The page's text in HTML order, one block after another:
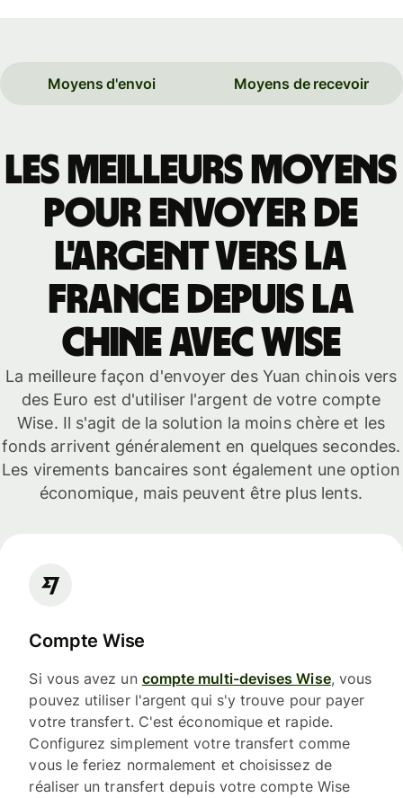
Moyens d'envoi Moyens de recevoir
Les meilleurs moyens
pour envoyer de
l'argent vers la
France depuis la
Chine avec Wise
La meilleure façon d'envoyer des Yuan chinois vers
des Euro est d'utiliser l'argent de votre compte
Wise. Il s'agit de la solution la moins chère et les
fonds arrivent généralement en quelques secondes.
Les virements bancaires sont également une option
économique, mais peuvent être plus lents.
Compte Wise
Si vous avez un compte multi-devises Wise, vous
pouvez utiliser l'argent qui s'y trouve pour payer
votre transfert. C'est économique et rapide.
Configurez simplement votre transfert comme
vous le feriez normalement et choisissez de
réaliser un transfert depuis votre compte Wise